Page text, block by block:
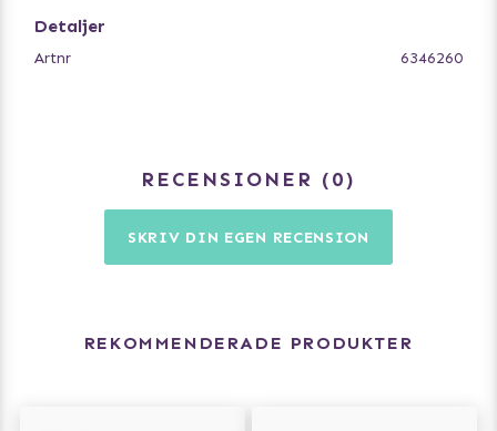
Detaljer
Artnr 6346260
RECENSIONER 0
SKRIV DIN EGEN RECENSION
REKOMMENDERADE PRODUKTER